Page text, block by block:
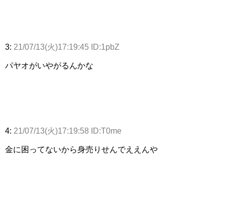
3: 21/07/13(火)17:19:45 ID:1pbZ
パヤオがいやがるんかな
4: 21/07/13(火)17:19:58 ID:T0me
金に困ってないから身売りせんでええんや